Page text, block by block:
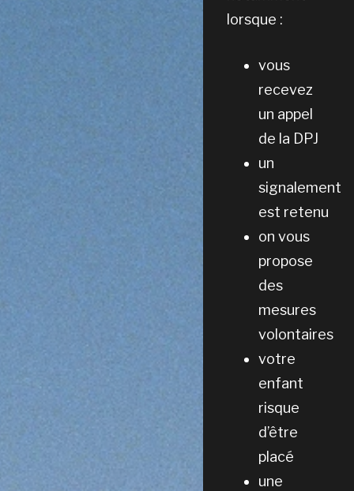
lorsque :
vous
recevez
un appel
de la DPJ
un
signalement
est retenu
on vous
propose
des
mesures
volontaires
votre
enfant
risque
d’être
placé
une